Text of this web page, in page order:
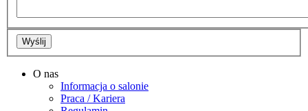
Wyślij
O nas
Informacja o salonie
Praca / Kariera